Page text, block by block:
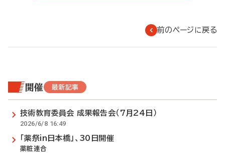
前のページに戻る
開催 最新記事
技術教育委員会 成果報告会（7月24日）
2026/6/8 16:49
「薬祭in日本橋」、30日開催
薬粧連合